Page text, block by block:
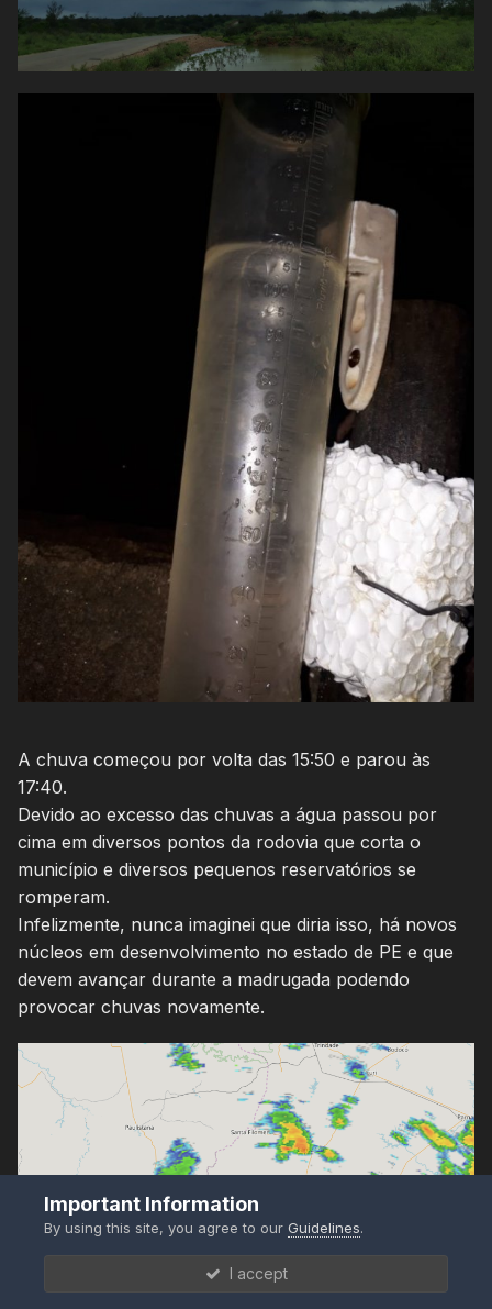
A chuva começou por volta das 15:50 e parou às
17:40.
Devido ao excesso das chuvas a água passou por
cima em diversos pontos da rodovia que corta o
município e diversos pequenos reservatórios se
romperam.
Infelizmente, nunca imaginei que diria isso, há novos
núcleos em desenvolvimento no estado de PE e que
devem avançar durante a madrugada podendo
provocar chuvas novamente.
Important Information
By using this site, you agree to ourGuidelines.
I accept